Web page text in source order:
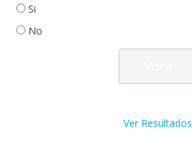
Si
No
Ver Resultados